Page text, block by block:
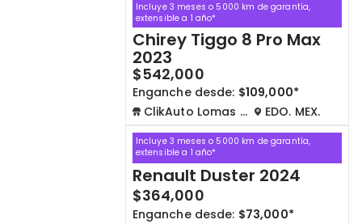
Incluye 3 meses o 5000 km de garantía,
extensible a 1 año*
Chirey Tiggo 8 Pro Max
2023
$542,000
Enganche desde: $109,000*
ClikAuto Lomas Verdes
EDO. MEX.
Incluye 3 meses o 5000 km de garantía,
extensible a 1 año*
Renault Duster 2024
$364,000
Enganche desde: $73,000*